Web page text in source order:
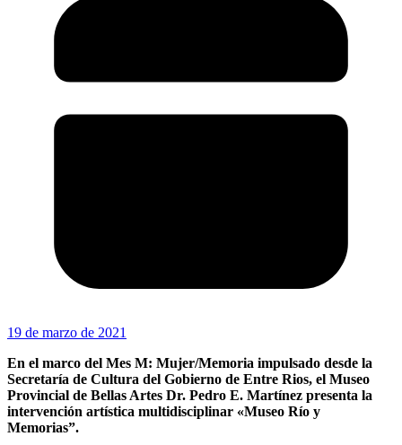
19 de marzo de 2021
En el marco del Mes M: Mujer/Memoria impulsado desde la
Secretaría de Cultura del Gobierno de Entre Rios, el Museo
Provincial de Bellas Artes Dr. Pedro E. Martínez presenta la
intervención artística multidisciplinar «Museo Río y
Memorias”.